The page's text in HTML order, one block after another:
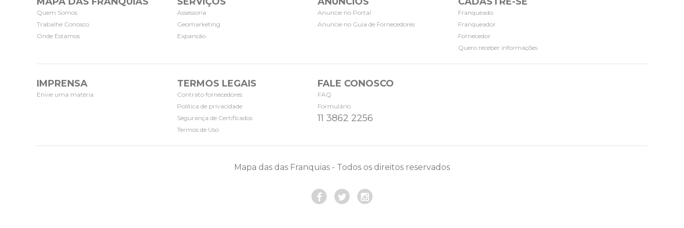
Quem Somos
Trabalhe Conosco
Onde Estamos
Assessoria
Geomarketing
Expansão
Anuncie no Portal
Anuncie no Guia de Fornecedores
Franqueado
Franqueador
Fornecedor
Quero receber informações
IMPRENSA
Envie uma matéria
TERMOS LEGAIS
Contrato fornecedores
Política de privacidade
Segurança de Certificados
Termos de Uso
FALE CONOSCO
FAQ
Formulário
11 3862 2256
Mapa das das Franquias - Todos os direitos reservados